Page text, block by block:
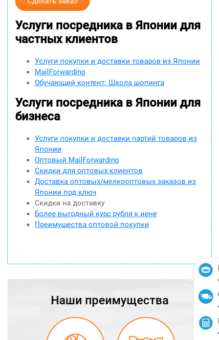
Услуги посредника в Японии для
частных клиентов
Услуги покупки и доставки товаров из Японии
MailForwarding
Обучающий контент: Школа шопинга
Услуги посредника в Японии для
бизнеса
Услуги покупки и доставки партий товаров из
Японии
Оптовый MailForwarding
Скидки для оптовых клиентов
Доставка оптовых/мелкооптовых заказов из
Японии под ключ
Скидки на доставку
Более выгодный курс рубля к иене
Преимущества оптовой покупки
Наши преимущества